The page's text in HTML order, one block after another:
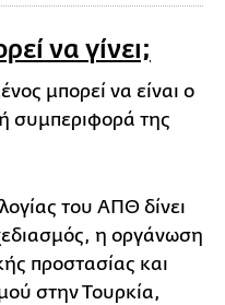
να γίνει;
μπορεί να είναι ο
συμπεριφορά της
του ΑΠΘ δίνει
η οργάνωση
προστασίας και
στην Τουρκία,